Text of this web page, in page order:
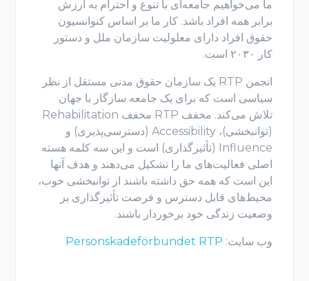
ما می‌خواهیم جامعه‌ای با تنوع و احترام به ارزش
برابر همه افراد باشد. کار ما بر اساس کنوانسیون
حقوق افراد دارای معلولیت سازمان ملل و دستور
کار ۲۰۳۰ است.
انجمن RTP یک سازمان حقوق مدنی مستقل از نظر
سیاسی است که برای یک جامعه سازگار با جهان
تلاش می‌کند. مخفف RTP مخفف Rehabilitation
(توانبخشی)، Accessibility (دسترسی‌پذیری) و
Influence (تأثیرگذاری) است و این سه کلمه هسته
اصلی فعالیت‌های ما را تشکیل می‌دهند و هدف آنها
این است که همه حق داشته باشند از توانبخشی خوب،
محیط‌های قابل دسترس و فرصت تأثیرگذاری بر
وضعیت زندگی خود برخوردار باشند.
وب سایت: Personskadeförbundet RTP